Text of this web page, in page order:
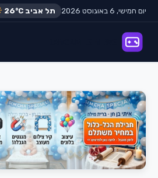
יום חמישי, 6 באוגוסט 2026 תל אביב 26°C דולר:₪3.65